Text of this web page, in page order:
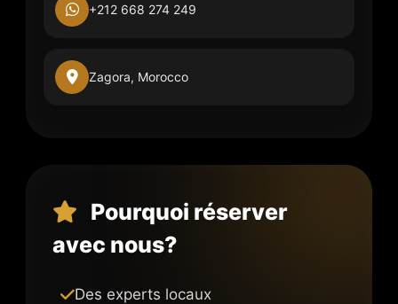
+212 668 274 249
Zagora, Morocco
Pourquoi réserver
avec nous?
Des experts locaux